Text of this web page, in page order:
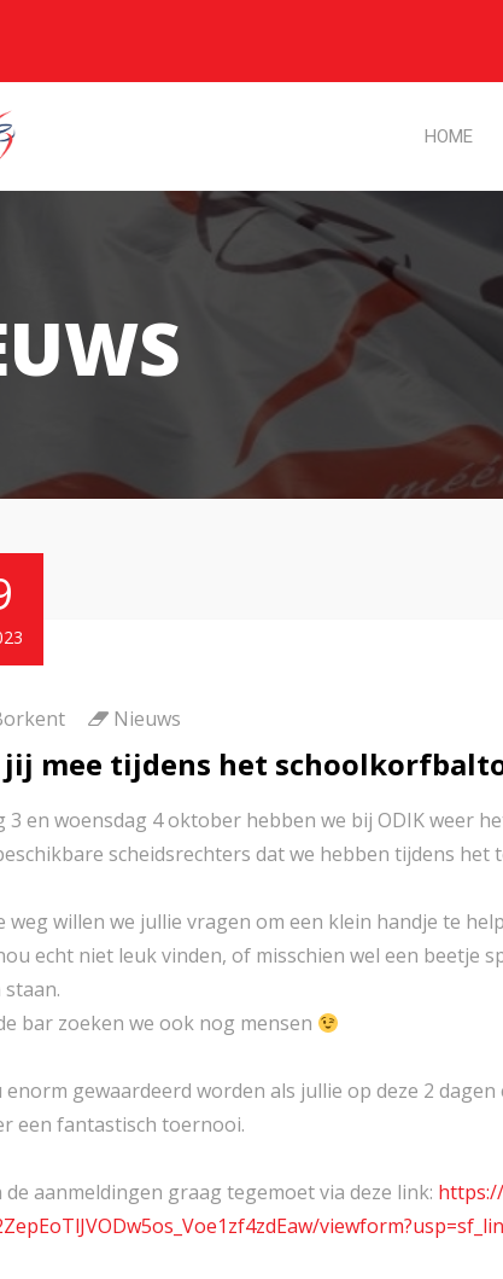
HOME
Nieuws
jij mee tijdens het
3 en woensdag 4 oktober hebben we bij ODIK weer
scheidsrechters dat we hebben tijdens het
weg willen we jullie vragen om een klein handje te
echt niet leuk vinden, of misschien wel een beetje
bar zoeken we ook nog mensen
enorm gewaardeerd worden als jullie op deze 2
een fantastisch toernooi.
de aanmeldingen graag tegemoet via deze link:
Voe1zf4zdEaw/viewform?usp=sf_